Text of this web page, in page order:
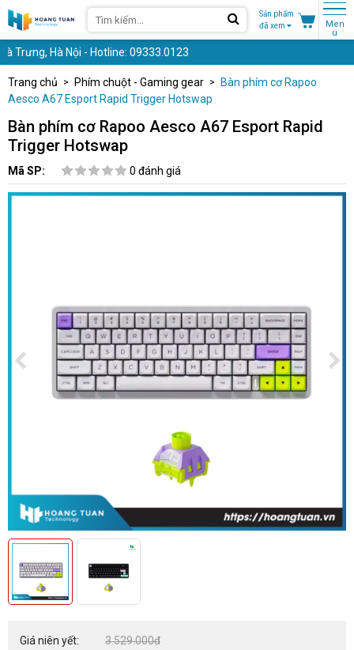
Sản phẩm
đã xem
Men
u
Hà Nội - Hotline: 09333.0123
Trang chủ Phím chuột - Gaming gear
Bàn phím cơ Rapoo
Aesco A67 Esport Rapid Trigger Hotswap
Bàn phím cơ Rapoo Aesco A67 Esport Rapid
Trigger Hotswap
Mã SP: 0 đánh giá
Giá niên yết: 3.529.000đ